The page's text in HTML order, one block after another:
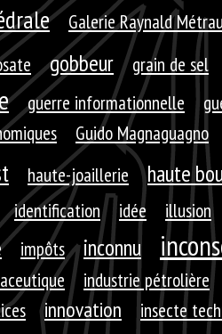
Galerie Raynald
gobbeur grain de sel
guerre informationnelle
Guido Magnaguagno
haute-joaillerie haute
identification idée illusion
impôts inconnu
industrie pétrolière
innovation insecte